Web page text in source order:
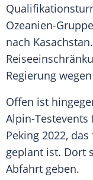
Ozeanien-
nach
Regierung
Offen ist
Alpin-
Peking 2022,
geplant ist. Dort
Abfahrt geben.